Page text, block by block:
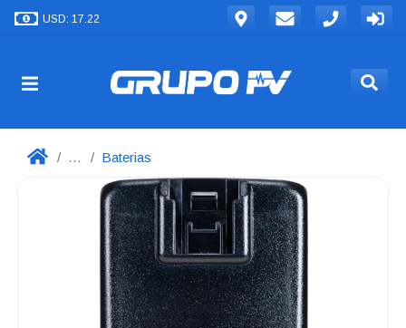
USD: 17.22
... Baterias